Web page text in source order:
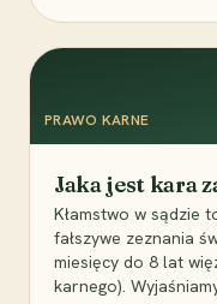
PRAWO KARNE
Jaka jest kara
Kłamstwo w sądzie
fałszywe zeznania
miesięcy do 8 lat
karnego).